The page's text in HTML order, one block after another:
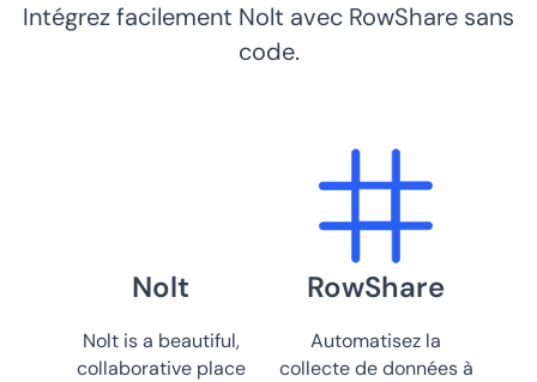
Intégrez facilement Nolt avec RowShare sans
code.
Nolt
Nolt is a beautiful,
collaborative place
RowShare
Automatisez la
collecte de données à